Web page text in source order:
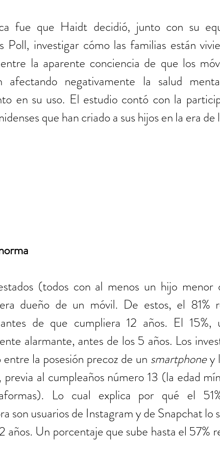
fue que Haidt decidió, junto con su
Poll, investigar cómo las familias están
la aparente conciencia de que los
afectando negativamente la salud
en su uso. El estudio contó con la
que han criado a sus hijos en la era de
(todos con al menos un hijo menor
dueño de un móvil. De estos, el 81%
de que cumpliera 12 años. El 15%,
alarmante, antes de los 5 años. Los
la posesión precoz de un smartphone y
al cumpleaños número 13 (la edad
Lo cual explica por qué el
son usuarios de Instagram y de Snapchat lo
años. Un porcentaje que sube hasta el 57%